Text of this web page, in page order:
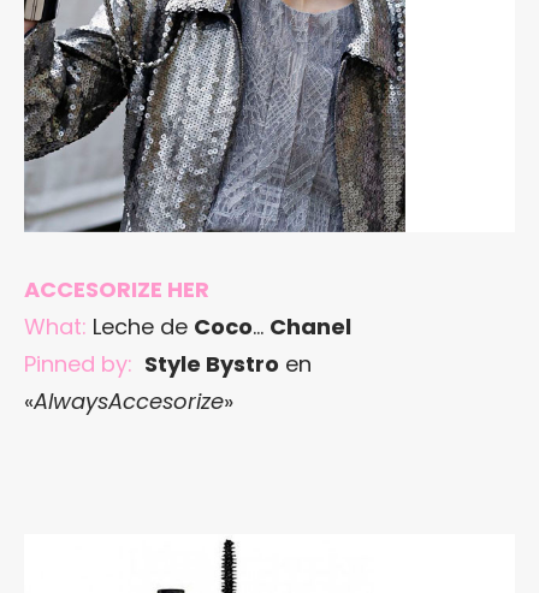
ACCESORIZE HER
What: Leche de Coco… Chanel
Pinned by: Style Bystro en
«AlwaysAccesorize»